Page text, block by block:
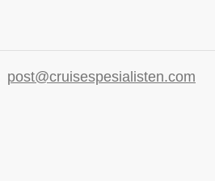
post@cruisespesialisten.com